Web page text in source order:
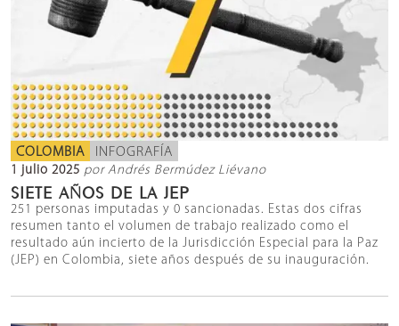
COLOMBIA INFOGRAFÍA
1 julio 2025 por Andrés Bermúdez Liévano
SIETE AÑOS DE LA JEP
251 personas imputadas y 0 sancionadas. Estas dos cifras
resumen tanto el volumen de trabajo realizado como el
resultado aún incierto de la Jurisdicción Especial para la Paz
(JEP) en Colombia, siete años después de su inauguración.